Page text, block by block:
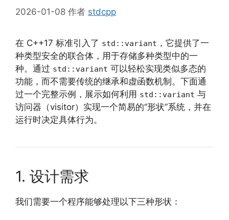
2026-01-08 作者 stdcpp
在 C++17 标准引入了 std::variant ，它提供了一
种类型安全的联合体，用于存储多种类型中的一
种。通过 std::variant 可以轻松实现类似多态的
功能，而不需要传统的继承和虚函数机制。下面通
过一个完整示例，展示如何利用 std::variant 与
访问器（visitor）实现一个简易的“形状”系统，并在
运行时决定具体行为。
1. 设计需求
我们需要一个程序能够处理以下三种形状：